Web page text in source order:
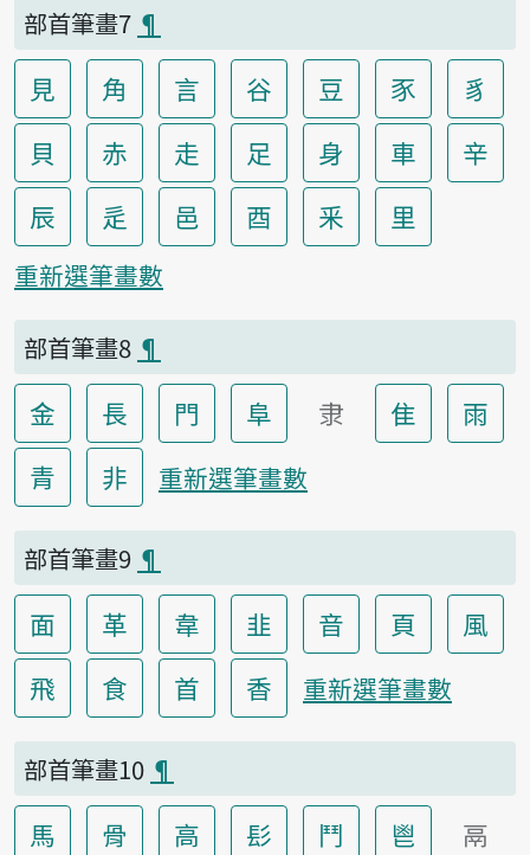
部首筆畫7 ¶
見 角 言 谷 豆 豕
豸
貝
赤 走 足 身 車
辛
辰
辵 邑 酉 釆 里
重新選筆畫數
部首筆畫8 ¶
金 長 門 阜 隶 隹
雨
青
非 重新選筆畫數
部首筆畫9 ¶
面 革 韋 韭 音 頁
風
飛
食 首 香 重新選筆畫數
部首筆畫10 ¶
馬 骨 高 髟 鬥 鬯
鬲